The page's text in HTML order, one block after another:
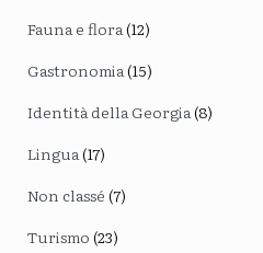
Fauna e flora(12)
Gastronomia(15)
Identità della Georgia(8)
Lingua(17)
Non classé (7)
Turismo (23)